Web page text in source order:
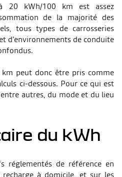
20 kWh/100 km est assez
de la majorité des
tous types de carrosseries
d’environnements de conduite
peut donc être pris comme
ci-dessous. Pour ce qui est
autres, du mode et du lieu
du kWh
réglementés de référence en
à domicile, et sur les